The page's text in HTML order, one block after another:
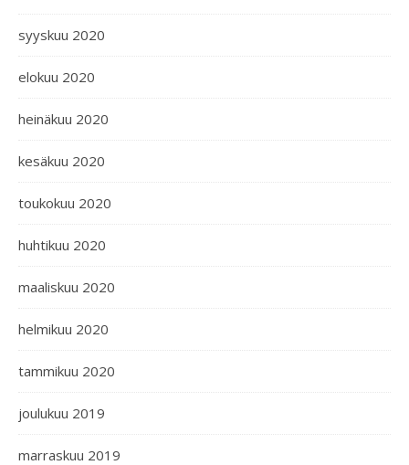
syyskuu 2020
elokuu 2020
heinäkuu 2020
kesäkuu 2020
toukokuu 2020
huhtikuu 2020
maaliskuu 2020
helmikuu 2020
tammikuu 2020
joulukuu 2019
marraskuu 2019